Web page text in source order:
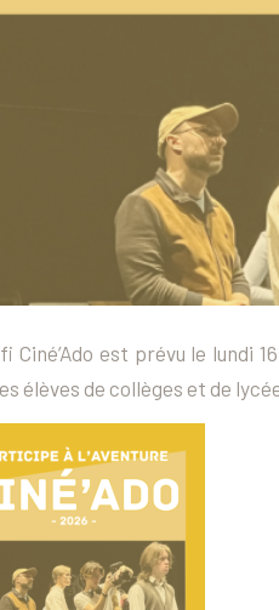
Ciné’Ado est prévu le lundi
élèves de collèges et de